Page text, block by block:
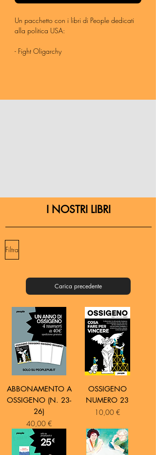
Un pacchetto con i libri di People dedicati
alla politica USA:
- Fight Oligarchy
I NOSTRI LIBRI
Filtra
Carica precedente
ABBONAMENTO A
OSSIGENO (N. 23-
26)
Prezzo
40,00 €
OSSIGENO
NUMERO 23
Prezzo
10,00 €